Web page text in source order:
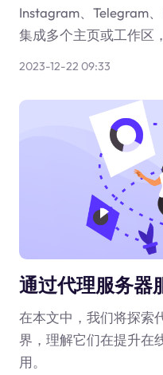
Instagram、Telegram
集成多个主页或工作区
2023-12-22 09:33
通过代理服务器
在本文中，我们将探索
界，理解它们在提升在
用。